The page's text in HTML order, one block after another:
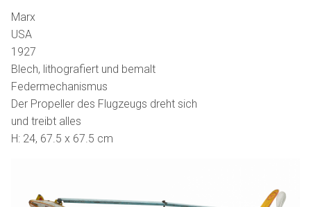
Marx
USA
1927
Blech, lithografiert und bemalt
Federmechanismus
Der Propeller des Flugzeugs dreht sich
und treibt alles
H: 24, 67.5 x 67.5 cm